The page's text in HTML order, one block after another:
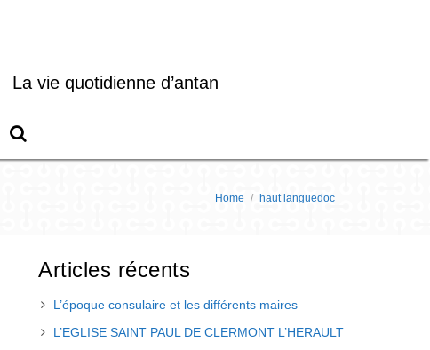
La vie quotidienne d’antan
Home / haut languedoc
Articles récents
L’époque consulaire et les différents maires
L’EGLISE SAINT PAUL DE CLERMONT L’HERAULT